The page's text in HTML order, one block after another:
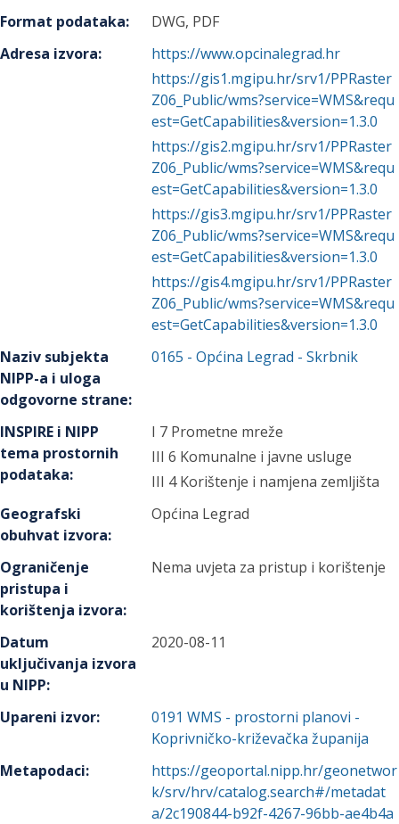
Format podataka:
DWG, PDF
Adresa izvora:
https://www.opcinalegrad.hr
https://gis1.mgipu.hr/srv1/PPRaster
Z06_Public/wms?service=WMS&requ
est=GetCapabilities&version=1.3.0
https://gis2.mgipu.hr/srv1/PPRaster
Z06_Public/wms?service=WMS&requ
est=GetCapabilities&version=1.3.0
https://gis3.mgipu.hr/srv1/PPRaster
Z06_Public/wms?service=WMS&requ
est=GetCapabilities&version=1.3.0
https://gis4.mgipu.hr/srv1/PPRaster
Z06_Public/wms?service=WMS&requ
est=GetCapabilities&version=1.3.0
Naziv subjekta
NIPP-a i uloga
odgovorne strane:
0165 -Općina Legrad - Skrbnik
INSPIRE i NIPP
tema prostornih
podataka:
I 7 Prometne mreže
III 6 Komunalne i javne usluge
III 4 Korištenje i namjena zemljišta
Geografski
obuhvat izvora:
Općina Legrad
Ograničenje
pristupa i
korištenja izvora:
Nema uvjeta za pristup i korištenje
Datum
uključivanja izvora
u NIPP:
2020-08-11
Upareni izvor: 0191 WMS - prostorni planovi -
Koprivničko-križevačka županija
Metapodaci:
https://geoportal.nipp.hr/geonetwor
k/srv/hrv/catalog.search#/metadat
a/2c190844-b92f-4267-96bb-ae4b4a